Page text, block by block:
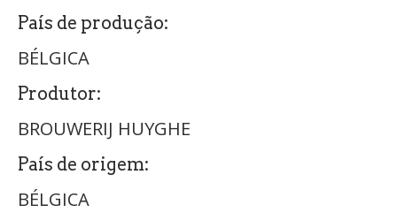
País de produção:
BÉLGICA
Produtor:
BROUWERIJ HUYGHE
País de origem:
BÉLGICA